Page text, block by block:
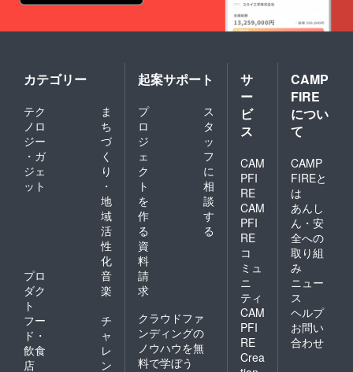
カテゴリー
テク
ノロ
ジー
・ガ
ジェ
ット
ま
ち
づ
く
り
・
地
域
活
性
化
プロ
ダク
ト
音
楽
フー
ド・
飲食
店
チ
ャ
レ
ン
起案サポート
プ
ロ
ジ
ェ
ク
ト
を
作
る
ス
タ
ッ
フ
に
相
談
す
る
資
料
請
求
クラウドファ
ンディングの
ノウハウを無
料で学ぼう
サ
ー
ビ
ス
CAM
PFI
RE
CAM
PFI
RE
コ
ミュ
ニ
ティ
CAM
PFI
RE
Crea
CAMP
FIRE
につい
て
CAMP
FIREと
は
あんし
ん・安
全への
取り組
み
ニュー
ス
ヘルプ
お問い
合わせ